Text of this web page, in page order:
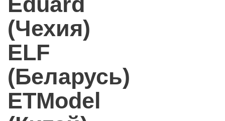
(Чехия)
ELF
(Беларусь)
ETModel